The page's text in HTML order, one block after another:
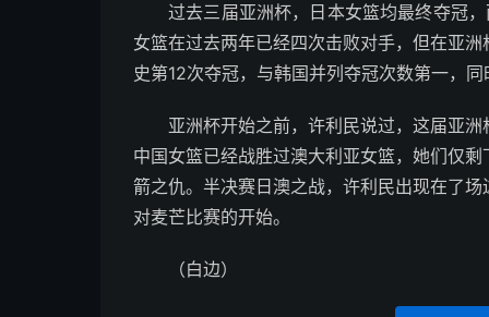
过去三届亚洲杯，日本女篮均最终夺冠
女篮在过去两年已经四次击败对手，但在亚
史第12次夺冠，与韩国并列夺冠次数第一，
亚洲杯开始之前，许利民说过，这届亚
中国女篮已经战胜过澳大利亚女篮，她们仅
箭之仇。半决赛日澳之战，许利民出现在了
对麦芒比赛的开始。
（白边）